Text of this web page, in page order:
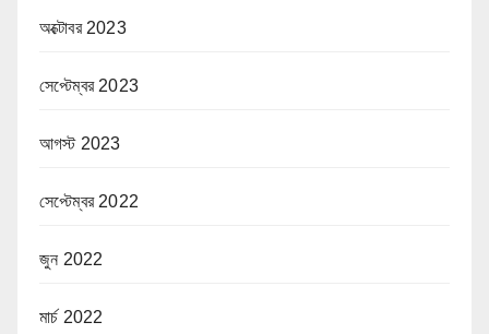
অক্টোবর 2023
সেপ্টেম্বর 2023
আগস্ট 2023
সেপ্টেম্বর 2022
জুন 2022
মার্চ 2022